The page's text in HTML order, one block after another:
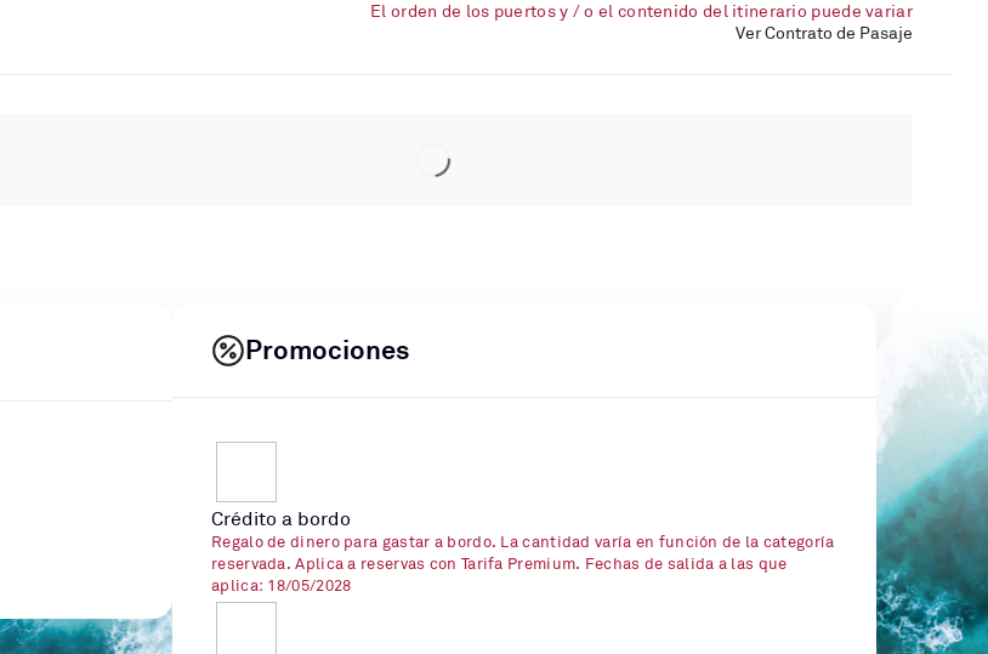
El orden de los puertos y / o el contenido del itinerario puede variar
Ver Contrato de Pasaje
Promociones
Crédito a bordo
Regalo de dinero para gastar a bordo. La cantidad varía en función de la categoría
reservada. Aplica a reservas con Tarifa Premium. Fechas de salida a las que
aplica: 18/05/2028